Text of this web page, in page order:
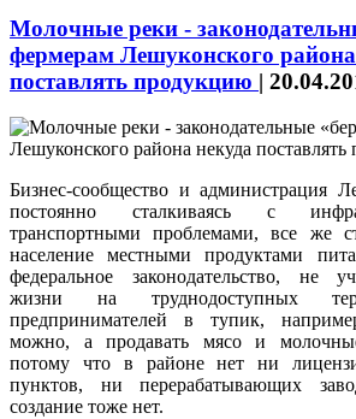
Молочные реки -
фермерам Лешуконского района
поставлять продукцию |
Бизнес-сообщество и администрация
постоянно сталкиваясь с
транспортными проблемами, все же
население местными продуктами
федеральное законодательство, не
жизни на труднодоступных
предпринимателей в тупик,
можно, а продавать мясо и
потому что в районе нет ни
пунктов, ни перерабатывающих
создание тоже нет.